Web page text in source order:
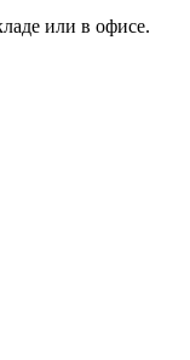
или в офисе.